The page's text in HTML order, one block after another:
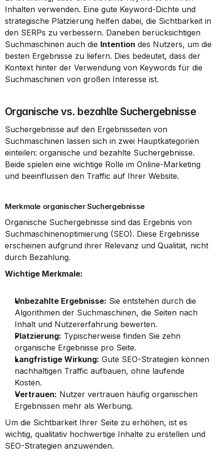
Inhalten verwenden. Eine gute Keyword-Dichte und
strategische Platzierung helfen dabei, die Sichtbarkeit in
den SERPs zu verbessern. Daneben berücksichtigen
Suchmaschinen auch die Intention des Nutzers, um die
besten Ergebnisse zu liefern. Dies bedeutet, dass der
Kontext hinter der Verwendung von Keywords für die
Suchmaschinen von großen Interesse ist.
Organische vs. bezahlte Suchergebnisse
Suchergebnisse auf den Ergebnisseiten von
Suchmaschinen lassen sich in zwei Hauptkategorien
einteilen: organische und bezahlte Suchergebnisse.
Beide spielen eine wichtige Rolle im Online-Marketing
und beeinflussen den Traffic auf Ihrer Website.
Merkmale organischer Suchergebnisse
Organische Suchergebnisse sind das Ergebnis von
Suchmaschinenoptimierung (SEO). Diese Ergebnisse
erscheinen aufgrund ihrer Relevanz und Qualität, nicht
durch Bezahlung.
Wichtige Merkmale:
Unbezahlte Ergebnisse: Sie entstehen durch die
Algorithmen der Suchmaschinen, die Seiten nach
Inhalt und Nutzererfahrung bewerten.
Platzierung: Typischerweise finden Sie zehn
organische Ergebnisse pro Seite.
Langfristige Wirkung: Gute SEO-Strategien können
nachhaltigen Traffic aufbauen, ohne laufende
Kosten.
Vertrauen: Nutzer vertrauen häufig organischen
Ergebnissen mehr als Werbung.
Um die Sichtbarkeit Ihrer Seite zu erhöhen, ist es
wichtig, qualitativ hochwertige Inhalte zu erstellen und
SEO-Strategien anzuwenden.